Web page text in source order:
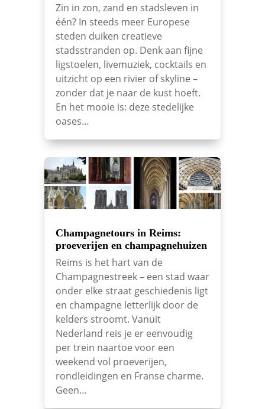
Zin in zon, zand en stadsleven in
één? In steeds meer Europese
steden duiken creatieve
stadsstranden op. Denk aan fijne
ligstoelen, livemuziek, cocktails en
uitzicht op een rivier of skyline –
zonder dat je naar de kust hoeft.
En het mooie is: deze stedelijke
oases…
Champagnetours in Reims:
proeverijen en champagnehuizen
Reims is het hart van de
Champagnestreek – een stad waar
onder elke straat geschiedenis ligt
en champagne letterlijk door de
kelders stroomt. Vanuit
Nederland reis je er eenvoudig
per trein naartoe voor een
weekend vol proeverijen,
rondleidingen en Franse charme.
Geen…